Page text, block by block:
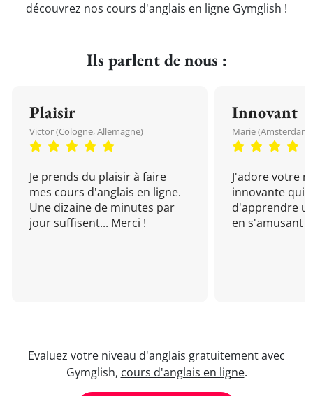
découvrez nos cours d'anglais en ligne Gymglish !
Ils parlent de nous :
Plaisir
Victor (Cologne, Allemagne)
Je prends du plaisir à faire
mes cours d'anglais en ligne.
Une dizaine de minutes par
jour suffisent... Merci !
Innovant
Marie (Amsterdam,
J'adore votre
innovante qui
d'apprendre
en s'amusant !
Evaluez votre niveau d'anglais gratuitement avec
Gymglish, cours d'anglais en ligne.